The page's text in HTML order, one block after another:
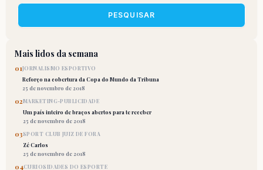
PESQUISAR
Mais lidos da semana
01JORNALISMO ESPORTIVO
Reforço na cobertura da Copa do Mundo da Tribuna
25 de novembro de 2018
02MARKETING-PUBLICIDADE
Um país inteiro de braços abertos para te receber
25 de novembro de 2018
03SPORT CLUB JUIZ DE FORA
Zé Carlos
25 de novembro de 2018
04CURIOSIDADES DO ESPORTE